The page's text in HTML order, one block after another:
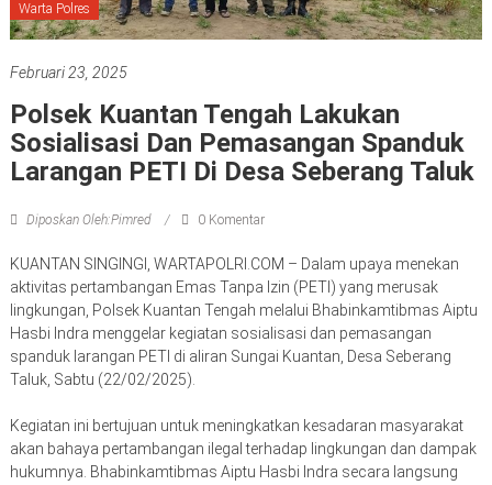
Warta Polres
Februari 23, 2025
Polsek Kuantan Tengah Lakukan
Sosialisasi Dan Pemasangan Spanduk
Larangan PETI Di Desa Seberang Taluk
Diposkan Oleh:Pimred 0 Komentar
KUANTAN SINGINGI, WARTAPOLRI.COM – Dalam upaya menekan
aktivitas pertambangan Emas Tanpa Izin (PETI) yang merusak
lingkungan, Polsek Kuantan Tengah melalui Bhabinkamtibmas Aiptu
Hasbi Indra menggelar kegiatan sosialisasi dan pemasangan
spanduk larangan PETI di aliran Sungai Kuantan, Desa Seberang
Taluk, Sabtu (22/02/2025).
Kegiatan ini bertujuan untuk meningkatkan kesadaran masyarakat
akan bahaya pertambangan ilegal terhadap lingkungan dan dampak
hukumnya. Bhabinkamtibmas Aiptu Hasbi Indra secara langsung